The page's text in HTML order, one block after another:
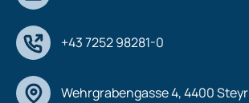
+43 7252 98281-0
Wehrgrabengasse 4, 4400 Steyr